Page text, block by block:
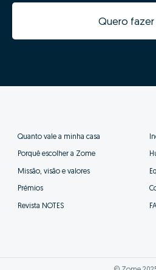
diversos portais imobiliários.
probabilidades de venda.
02 -
aceleração do
venda
Os dados da tua casa ficarão